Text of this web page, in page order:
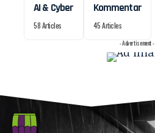
AI & Cyber
58 Articles
Kommentar
45 Articles
- Advertisement -